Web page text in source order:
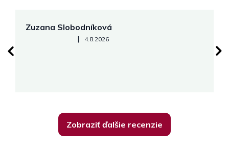
Zuzana Slobodníková
Hodnotenie obchodu je 5 z 5 hviezdičiek.
| 4.8.2026
Zobraziť ďalšie recenzie